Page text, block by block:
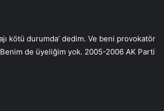
kötü durumda’ dedim. Ve beni provokatör
de üyeliğim yok. 2005-2006 AK Parti